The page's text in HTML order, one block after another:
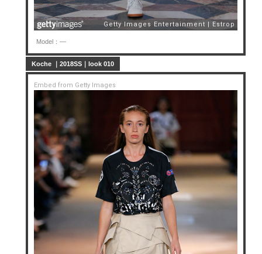
Model：—
Koche ｜2018SS｜look 010
Embed from Getty Images